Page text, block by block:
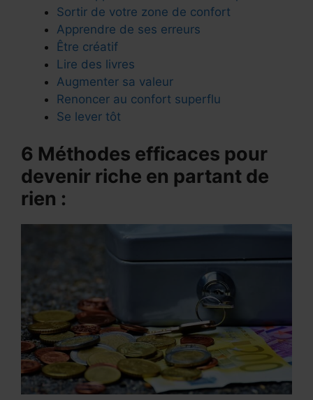
Sortir de votre zone de confort
Apprendre de ses erreurs
Être créatif
Lire des livres
Augmenter sa valeur
Renoncer au confort superflu
Se lever tôt
6 Méthodes efficaces pour
devenir riche en partant de
rien :